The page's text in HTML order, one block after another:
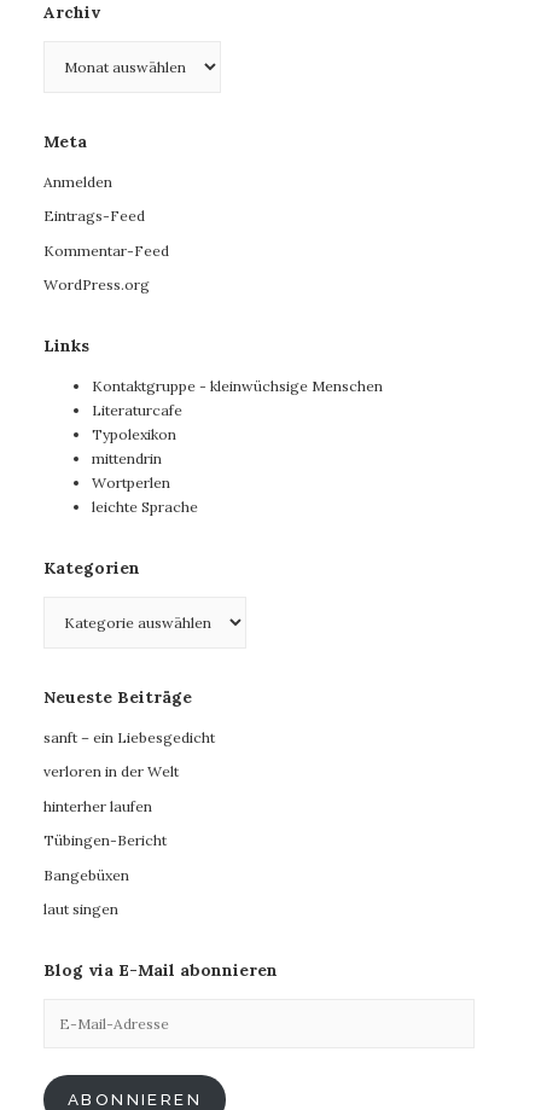
Archiv
Meta
Anmelden
Eintrags-Feed
Kommentar-Feed
WordPress.org
Links
Kontaktgruppe - kleinwüchsige Menschen
Literaturcafe
Typolexikon
mittendrin
Wortperlen
leichte Sprache
Kategorien
Neueste Beiträge
sanft – ein Liebesgedicht
verloren in der Welt
hinterher laufen
Tübingen-Bericht
Bangebüxen
laut singen
Blog via E-Mail abonnieren
Mail-
ABONNIEREN